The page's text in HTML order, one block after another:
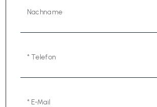
Nachname
* Telefon
* E-Mail